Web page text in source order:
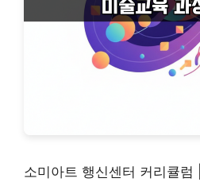
소미아트 행신센터 커리큘